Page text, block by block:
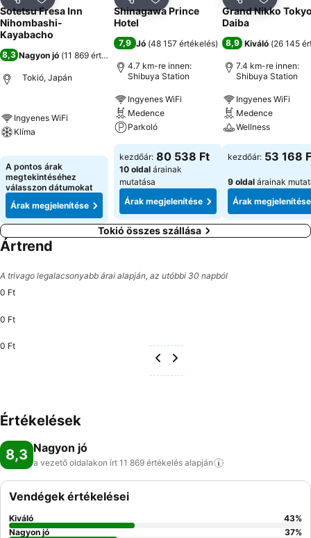
MegosztásHozzáadás a kedvencekhez
Sotetsu Fresa Inn
Nihombashi-
Kayabacho
8,3 Nagyon jó (11 869 értékelés
Tokió, Japán
Ingyenes WiFi
Klíma
A pontos árak
megtekintéséhez
válasszon dátumokat
Árak megjelenítése
MegosztásHozzáadás a kedvencekhez
Shinagawa Prince
Hotel
7,9 Jó (48 157 értékelés)
4.7 km-re innen:
Shibuya Station
Ingyenes WiFi
Medence
Parkoló
kezdőár: 80 538 Ft
10 oldal árainak
mutatása
Árak megjelenítése
Megosztás
Grand Nikko
Daiba
8,9 Kiváló (26 145
7.4 km-re innen:
Shibuya Station
Ingyenes WiFi
Medence
Wellness
kezdőár: 53 168
9 oldal árainak
Árak megjelenítése
Tokió összes szállása
Ártrend
A trivago legalacsonyabb árai alapján, az utóbbi 30 napból
0 Ft
0 Ft
0 Ft
Értékelések
8,3 Nagyon jó
a vezető oldalakon írt 11 869 értékelés alapján
Vendégek értékelései
Kiváló 43%
Nagyon jó
37%